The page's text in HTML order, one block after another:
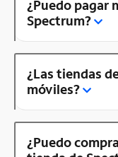
¿Puedo pagar
Spectrum?
¿Las tiendas
móviles?
¿Puedo